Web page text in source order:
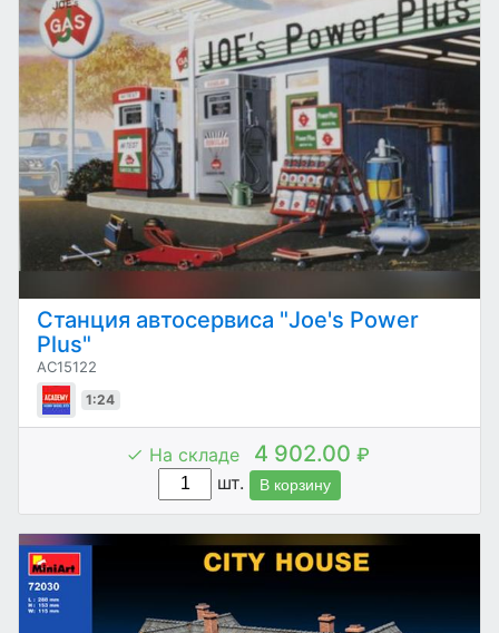
Станция автосервиса "Joe's Power
Plus"
AC15122
1:24
На складе 4 902.00 ₽
шт.
В корзину